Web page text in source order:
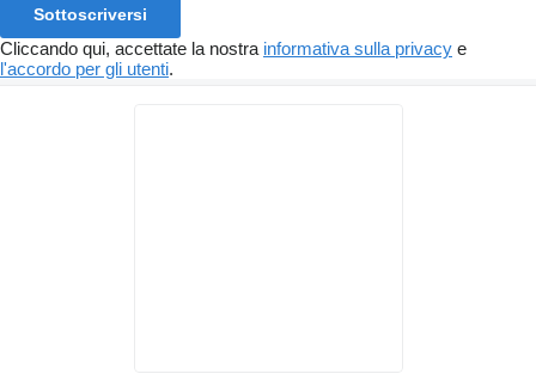
Sottoscriversi
Cliccando qui, accettate la nostra informativa sulla privacy e
l'accordo per gli utenti.